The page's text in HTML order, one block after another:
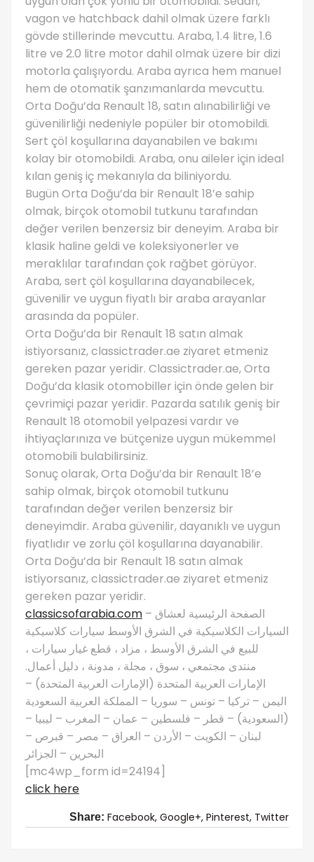
vagon ve hatchback dahil olmak üzere farklı
gövde stillerinde mevcuttu. Araba, 1.4 litre, 1.6
litre ve 2.0 litre motor dahil olmak üzere bir dizi
motorla çalışıyordu. Araba ayrıca hem manuel
hem de otomatik şanzımanlarda mevcuttu.
Orta Doğu’da Renault 18, satın alınabilirliği ve
güvenilirliği nedeniyle popüler bir otomobildi.
Sert çöl koşullarına dayanabilen ve bakımı
kolay bir otomobildi. Araba, onu aileler için ideal
kılan geniş iç mekanıyla da biliniyordu.
Bugün Orta Doğu’da bir Renault 18’e sahip
olmak, birçok otomobil tutkunu tarafından
değer verilen benzersiz bir deneyim. Araba bir
klasik haline geldi ve koleksiyonerler ve
meraklılar tarafından çok rağbet görüyor.
Araba, sert çöl koşullarına dayanabilecek,
güvenilir ve uygun fiyatlı bir araba arayanlar
arasında da popüler.
Orta Doğu’da bir Renault 18 satın almak
istiyorsanız, classictrader.ae ziyaret etmeniz
gereken pazar yeridir. Classictrader.ae, Orta
Doğu’da klasik otomobiller için önde gelen bir
çevrimiçi pazar yeridir. Pazarda satılık geniş bir
Renault 18 otomobil yelpazesi vardır ve
ihtiyaçlarınıza ve bütçenize uygun mükemmel
otomobili bulabilirsiniz.
Sonuç olarak, Orta Doğu’da bir Renault 18’e
sahip olmak, birçok otomobil tutkunu
tarafından değer verilen benzersiz bir
deneyimdir. Araba güvenilir, dayanıklı ve uygun
fiyatlıdır ve zorlu çöl koşullarına dayanabilir.
Orta Doğu’da bir Renault 18 satın almak
istiyorsanız, classictrader.ae ziyaret etmeniz
gereken pazar yeridir.
classicsofarabia.com – الصفحة الرئيسية لعشاق
السيارات الكلاسيكية في الشرق الأوسط سيارات كلاسيكية
للبيع في الشرق الأوسط ، مزاد ، قطع غيار سيارات ،
منتدى مجتمعي ، سوق ، مجلة ، مدونة ، دليل أعمال.
الإمارات العربية المتحدة (الإمارات العربية المتحدة) –
اليمن – تركيا – تونس – سوريا – المملكة العربية السعودية
(السعودية) – قطر – فلسطين – عمان – المغرب – ليبيا –
لبنان – الكويت – الأردن – العراق – مصر – قبرص –
البحرين – الجزائر
[mc4wp_form id=24194]
click here
Share: Facebook, Google+, Pinterest, Twitter